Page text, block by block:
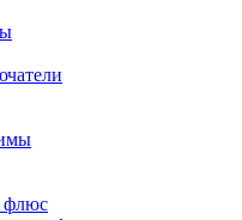
флюс